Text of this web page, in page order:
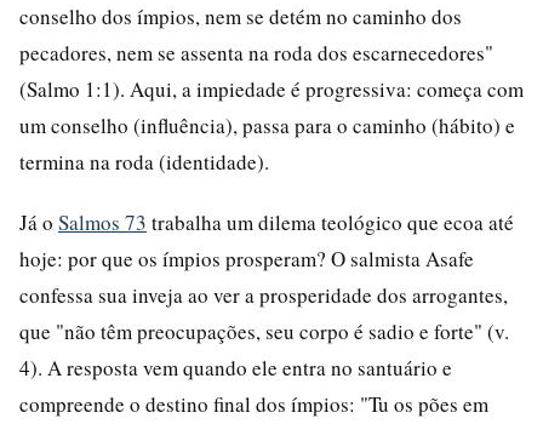
conselho dos ímpios, nem se detém no caminho dos
pecadores, nem se assenta na roda dos escarnecedores"
(Salmo 1:1). Aqui, a impiedade é progressiva: começa com
um conselho (influência), passa para o caminho (hábito) e
termina na roda (identidade).
Já o Salmos 73 trabalha um dilema teológico que ecoa até
hoje: por que os ímpios prosperam? O salmista Asafe
confessa sua inveja ao ver a prosperidade dos arrogantes,
que "não têm preocupações, seu corpo é sadio e forte" (v.
4). A resposta vem quando ele entra no santuário e
compreende o destino final dos ímpios: "Tu os pões em